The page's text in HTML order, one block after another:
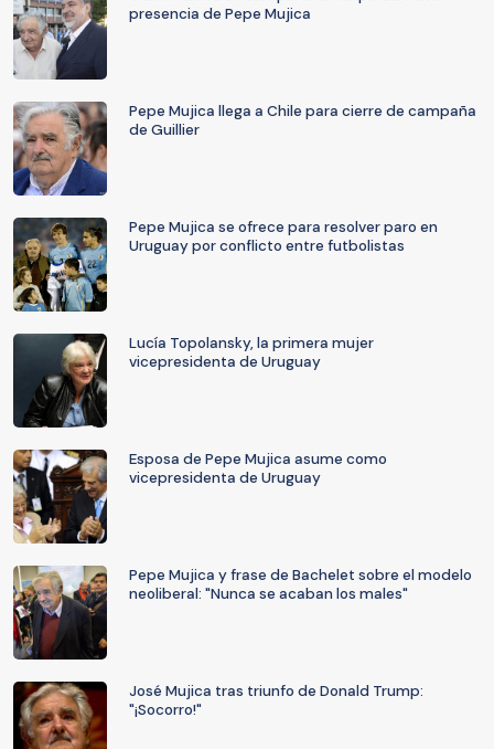
presencia de Pepe Mujica
Pepe Mujica llega a Chile para cierre de campaña
de Guillier
Pepe Mujica se ofrece para resolver paro en
Uruguay por conflicto entre futbolistas
Lucía Topolansky, la primera mujer
vicepresidenta de Uruguay
Esposa de Pepe Mujica asume como
vicepresidenta de Uruguay
Pepe Mujica y frase de Bachelet sobre el modelo
neoliberal: "Nunca se acaban los males"
José Mujica tras triunfo de Donald Trump:
"¡Socorro!"